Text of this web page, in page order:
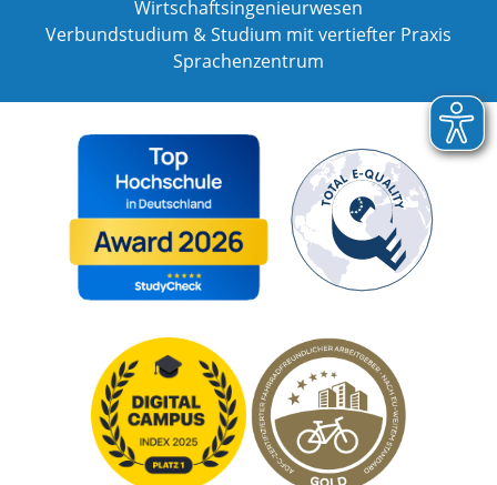
Wirtschaftsingenieurwesen
Verbundstudium & Studium mit vertiefter Praxis
Sprachenzentrum